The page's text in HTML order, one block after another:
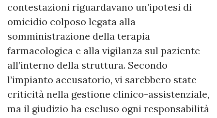
contestazioni riguardavano un’ipotesi di
omicidio colposo legata alla
somministrazione della terapia
farmacologica e alla vigilanza sul paziente
all’interno della struttura. Secondo
l’impianto accusatorio, vi sarebbero state
criticità nella gestione clinico-assistenziale,
ma il giudizio ha escluso ogni responsabilità